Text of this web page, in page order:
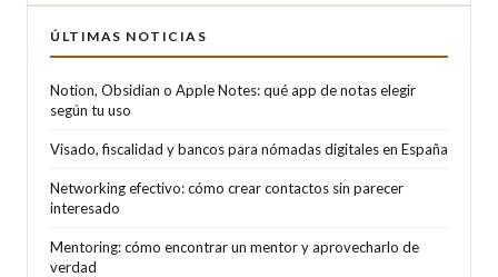
ÚLTIMAS NOTICIAS
Notion, Obsidian o Apple Notes: qué app de notas elegir
según tu uso
Visado, fiscalidad y bancos para nómadas digitales en España
Networking efectivo: cómo crear contactos sin parecer
interesado
Mentoring: cómo encontrar un mentor y aprovecharlo de
verdad